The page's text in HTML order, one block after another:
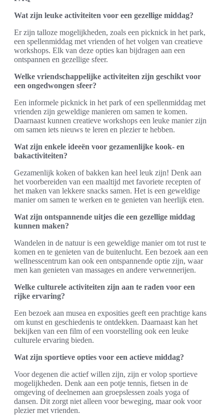
Wat zijn leuke activiteiten voor een gezellige middag?
Er zijn talloze mogelijkheden, zoals een picknick in het park,
een spellenmiddag met vrienden of het volgen van creatieve
workshops. Elk van deze opties kan bijdragen aan een
ontspannen en gezellige sfeer.
Welke vriendschappelijke activiteiten zijn geschikt voor
een ongedwongen sfeer?
Een informele picknick in het park of een spellenmiddag met
vrienden zijn geweldige manieren om samen te komen.
Daarnaast kunnen creatieve workshops een leuke manier zijn
om samen iets nieuws te leren en plezier te hebben.
Wat zijn enkele ideeën voor gezamenlijke kook- en
bakactiviteiten?
Gezamenlijk koken of bakken kan heel leuk zijn! Denk aan
het voorbereiden van een maaltijd met favoriete recepten of
het maken van lekkere snacks samen. Het is een geweldige
manier om samen te werken en te genieten van heerlijk eten.
Wat zijn ontspannende uitjes die een gezellige middag
kunnen maken?
Wandelen in de natuur is een geweldige manier om tot rust te
komen en te genieten van de buitenlucht. Een bezoek aan een
wellnesscentrum kan ook een ontspannende optie zijn, waar
men kan genieten van massages en andere verwennerijen.
Welke culturele activiteiten zijn aan te raden voor een
rijke ervaring?
Een bezoek aan musea en exposities geeft een prachtige kans
om kunst en geschiedenis te ontdekken. Daarnaast kan het
bekijken van een film of een voorstelling ook een leuke
culturele ervaring bieden.
Wat zijn sportieve opties voor een actieve middag?
Voor degenen die actief willen zijn, zijn er volop sportieve
mogelijkheden. Denk aan een potje tennis, fietsen in de
omgeving of deelnemen aan groepslessen zoals yoga of
dansen. Dit zorgt niet alleen voor beweging, maar ook voor
plezier met vrienden.